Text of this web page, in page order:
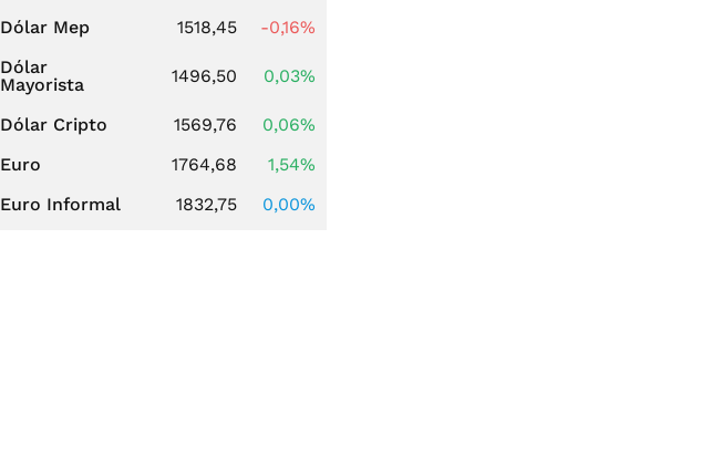
Dólar Mep 1518,45
-0,16%
Dólar
Mayorista
1496,50 0,03%
Dólar Cripto 1569,76
0,06%
Euro
1764,68
1,54%
Euro Informal
1832,75 0,00%